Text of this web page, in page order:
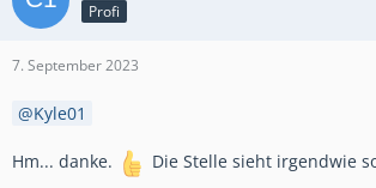
Profi
7. September 2023
Kyle01
Hm... danke. Die Stelle sieht irgendwie